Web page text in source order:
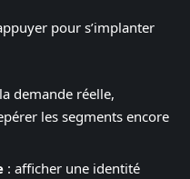
pour s’implanter
demande réelle,
les segments encore
: afficher une identité